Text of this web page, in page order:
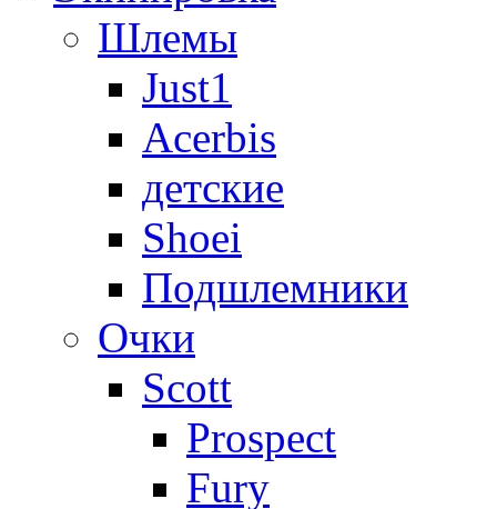
Шлемы
Just1
Acerbis
детские
Shoei
Подшлемники
Очки
Scott
Prospect
Fury